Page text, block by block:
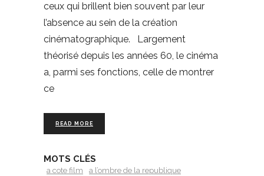
ceux qui brillent bien souvent par leur
l’absence au sein de la création
cinématographique. Largement
théorisé depuis les années 60, le cinéma
a, parmi ses fonctions, celle de montrer
ce
READ MORE
MOTS CLÉS
a cote film
a l’ombre de la republique